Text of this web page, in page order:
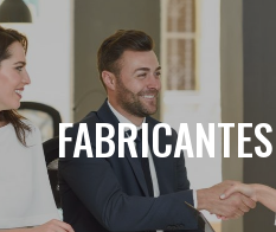
FABRICANTES